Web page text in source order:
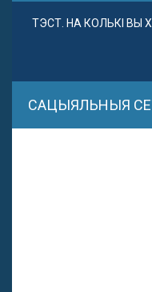
ТЭСТ. НА КОЛЬКІ ВЫ
САЦЫЯЛЬНЫЯ